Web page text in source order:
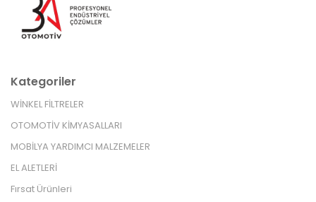
Kategoriler
WİNKEL FİLTRELER
OTOMOTİV KİMYASALLARI
MOBİLYA YARDIMCI MALZEMELER
EL ALETLERİ
Fırsat Ürünleri